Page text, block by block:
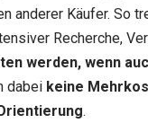
anderer Käufer. So
Recherche,
werden, wenn
dabei keine
.